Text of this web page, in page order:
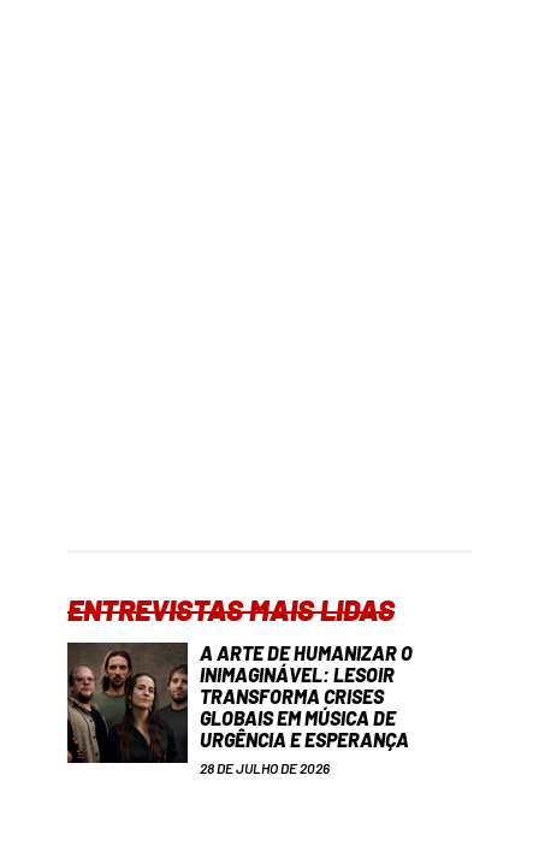
ENTREVISTAS MAIS LIDAS
A ARTE DE HUMANIZAR O
INIMAGINÁVEL: LESOIR
TRANSFORMA CRISES
GLOBAIS EM MÚSICA DE
URGÊNCIA E ESPERANÇA
28 DE JULHO DE 2026